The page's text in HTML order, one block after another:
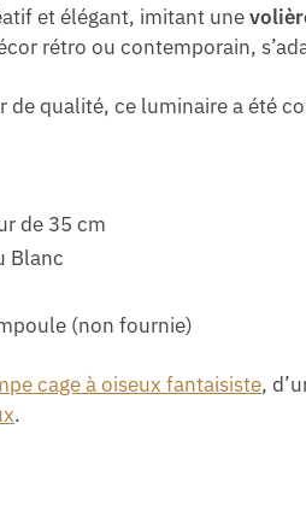
et élégant, imitant une
rétro ou contemporain,
de qualité, ce luminaire a été
de 35 cm
Blanc
(non fournie)
cage à oiseux fantaisiste,
.